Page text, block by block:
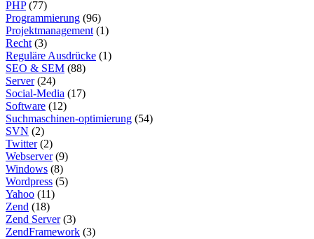
PHP(77)
Programmierung (96)
Projektmanagement(1)
Recht(3)
Reguläre Ausdrücke (1)
SEO & SEM (88)
Server(24)
Social-Media (17)
Software (12)
Suchmaschinen-optimierung (54)
SVN (2)
Twitter(2)
Webserver(9)
Windows (8)
Wordpress (5)
Yahoo (11)
Zend (18)
Zend Server(3)
ZendFramework (3)